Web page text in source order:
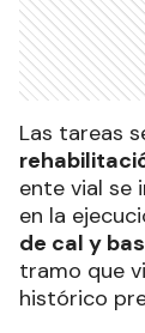
Las tareas
ente vial se
en la
de cal y
tramo que
histórico